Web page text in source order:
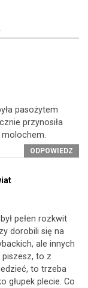
pasożytem
przynosiła
molochem.
ODPOWIEDZ
pełen rozkwit
dorobili się na
ale innych
piszesz, to z
to trzeba
głupek plecie. Co